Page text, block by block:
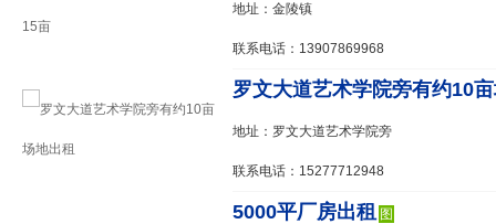
地址：金陵镇
联系电话：13907869968
罗文大道艺术学院旁有约10
地址：罗文大道艺术学院旁
联系电话：15277712948
5000平厂房出租 图